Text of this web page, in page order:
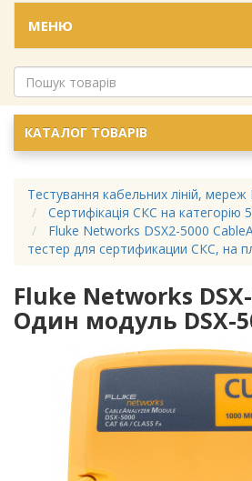
МЕНЮ
КАТАЛОГ ТОВАРІВ
Тестування кабельних ліній,
Сертифікація СКС на категорію
Fluke Networks DSX2-5000
тестер для сертификации СКС, на
Fluke Networks
Один модуль DSX-